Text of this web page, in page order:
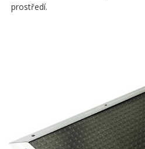
prostředí.